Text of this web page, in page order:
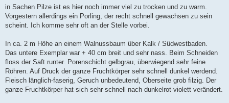
e
e
n
B
i
t
a
g
in Sachen Pilze ist es hier noch immer viel zu trocken und zu warm.
Vorgestern allerdings ein Porling, der recht schnell gewachsen zu sein
scheint. Ich komme sehr oft an der Stelle vorbei.
In ca. 2 m Höhe an einem Walnussbaum über Kalk / Südwestbaden.
Das untere Exemplar war + 40 cm breit und sehr nass. Beim Schneiden
floss der Saft runter. Porenschicht gelbgrau, überwiegend sehr feine
Röhren. Auf Druck der ganze Fruchtkörper sehr schnell dunkel werdend.
Fleisch länglich-faserig, Geruch unbedeutend, Oberseite grob filzig. Der
ganze Fruchtkörper hat sich sehr schnell nach dunkelrot-violett verändert.